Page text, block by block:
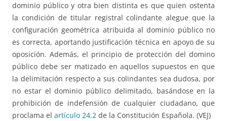
dominio público y otra bien distinta es que quien ostenta
la condición de titular registral colindante alegue que la
configuración geométrica atribuida al dominio público no
es correcta, aportando justificación técnica en apoyo de su
oposición. Además, el principio de protección del domino
público debe ser matizado en aquellos supuestos en que
la delimitación respecto a sus colindantes sea dudosa, por
no estar el dominio público delimitado, basándose en la
prohibición de indefensión de cualquier ciudadano, que
proclama el artículo 24.2 de la Constitución Española. (VEJ)